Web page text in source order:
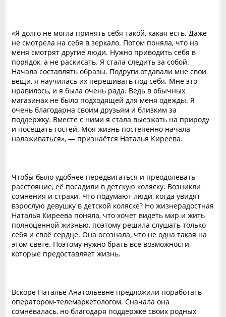
«Я долго не могла принять себя такой, какая есть. Даже
не смотрела на себя в зеркало. Потом поняла, что на
меня смотрят другие люди. Нужно приводить себя в
порядок, а не раскисать. Я стала следить за собой.
Начала составлять образы. Подруги отдавали мне свои
вещи, я научилась их перешивать под себя. Мне это
нравилось, и я была очень рада. Ведь в обычных
магазинах не было подходящей для меня одежды. Я
очень благодарна своим друзьям и близким за
поддержку. Вместе с ними я стала выезжать на природу
и посещать гостей. Моя жизнь постепенно начала
налаживаться», — признаётся Наталья Киреева.
Чтобы было удобнее передвигаться и преодолевать
расстояние, её посадили в детскую коляску. Возникли
сомнения и страхи. Что подумают люди, когда увидят
взрослую девушку в детской коляске? Но жизнерадостная
Наталья Киреева поняла, что хочет видеть мир и жить
полноценной жизнью, поэтому решила слушать только
себя и своё сердце. Она осознала, что не одна такая на
этом свете. Поэтому нужно брать все возможности,
которые предоставляет жизнь.
Вскоре Наталье Анатольевне предложили поработать
оператором-телемаркетологом. Сначала она
сомневалась, но благодаря поддержке своих родных